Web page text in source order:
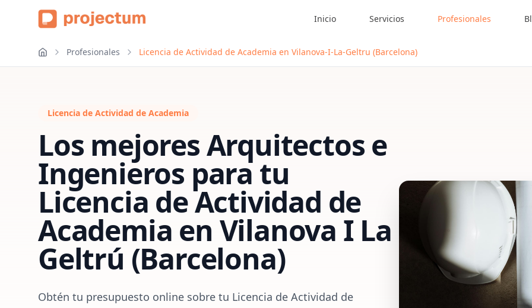
Inicio Servicios Profesionales
Profesionales Licencia de Actividad de Academia en Vilanova-I-La-Geltru (Barcelona)
Licencia de Actividad de Academia
Los mejores Arquitectos e
Ingenieros para tu
Licencia de Actividad de
Academia en Vilanova I La
Geltrú (Barcelona)
Obtén tu presupuesto online sobre tu Licencia de Actividad de